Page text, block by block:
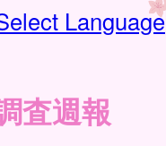
Language
査週報